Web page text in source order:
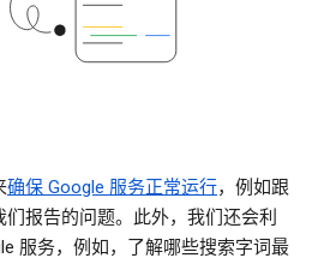
确保 Google 服务正常运行，例如跟
报告的问题。此外，我们还会利
服务，例如，了解哪些搜索字词最